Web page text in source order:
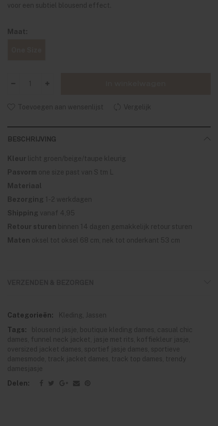
voor een subtiel blousend effect.
Maat:
Toevoegen aan wensenlijst Vergelijk
BESCHRIJVING
Kleur licht groen/beige/taupe kleurig
Pasvorm one size past van S tm L
Materiaal
Bezorging 1-2 werkdagen
Shipping
vanaf 4,95
Retour sturen
binnen 14 dagen gemakkelijk retour sturen
Maten oksel tot oksel 68 cm, nek tot onderkant 53 cm
Categorieën: Kleding
Jassen
Tags:
blousend jasje boutique kleding dames casual chic
dames funnel neck jacket jasje met rits koffiekleur jasje
oversized jacket dames sportief jasje dames sportieve
damesmode track jacket dames track top dames trendy
damesjasje
Delen: